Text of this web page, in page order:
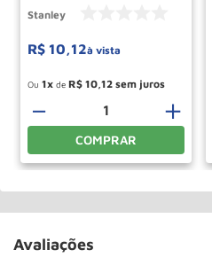
Stanley
R$ 10 12à vista
Ou 1 de R$ 10 12
＋
－
COMPRAR
Avaliações